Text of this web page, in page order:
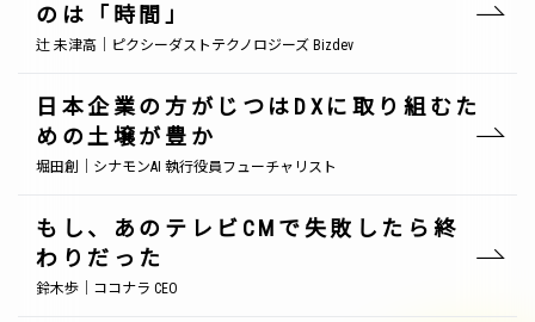
のは「時間」
辻 未津高｜ピクシーダストテクノロジーズ Bizdev
日本企業の方がじつはDXに取り組むた
めの土壌が豊か
堀田創｜シナモンAI 執行役員フューチャリスト
もし、あのテレビCMで失敗したら終
わりだった
鈴木歩｜ココナラ CEO